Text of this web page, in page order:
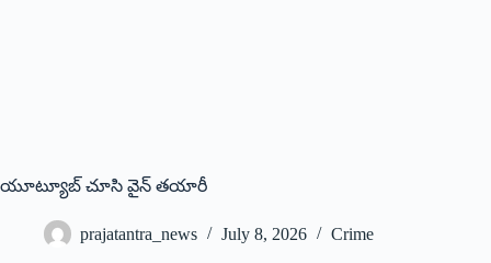
యూట్యూబ్‌ ‌చూసి వైన్‌ ‌తయారీ
prajatantra_news July 8, 2026 Crime